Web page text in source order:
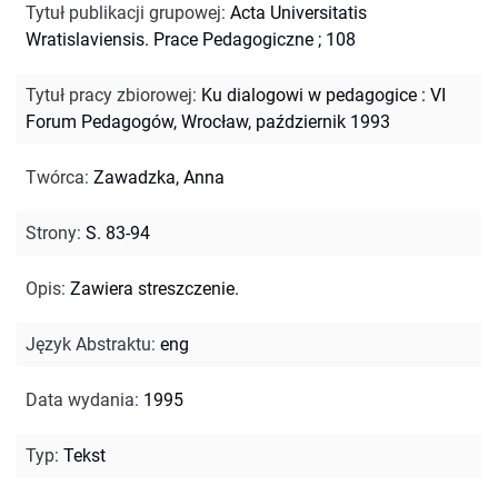
Tytuł publikacji grupowej: Acta Universitatis
Wratislaviensis. Prace Pedagogiczne ; 108
Tytuł pracy zbiorowej: Ku dialogowi w pedagogice : VI
Forum Pedagogów, Wrocław, październik 1993
Twórca: Zawadzka, Anna
Strony: S. 83-94
Opis: Zawiera streszczenie.
Język Abstraktu: eng
Data wydania: 1995
Typ: Tekst